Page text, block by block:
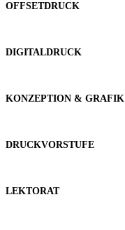
OFFSETDRUCK
DIGITALDRUCK
KONZEPTION & GRAFIK
DRUCKVORSTUFE
LEKTORAT